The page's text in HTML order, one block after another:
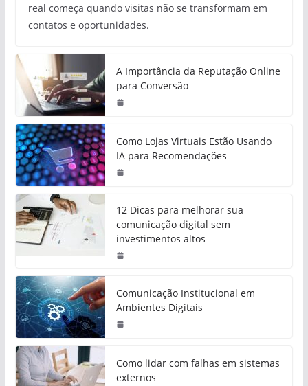
real começa quando visitas não se transformam em
contatos e oportunidades.
A Importância da Reputação Online
para Conversão
Como Lojas Virtuais Estão Usando
IA para Recomendações
12 Dicas para melhorar sua
comunicação digital sem
investimentos altos
Comunicação Institucional em
Ambientes Digitais
Como lidar com falhas em sistemas
externos